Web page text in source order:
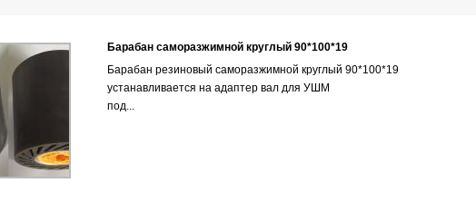
Барабан саморазжимной круглый 90*100*19
Барабан резиновый саморазжимной круглый 90*100*19
устанавливается на адаптер вал для УШМ
под...